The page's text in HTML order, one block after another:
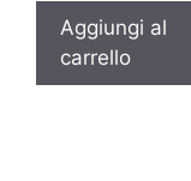
Aggiungi al
carrello